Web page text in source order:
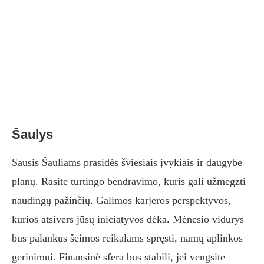
Šaulys
Sausis Šauliams prasidės šviesiais įvykiais ir daugybe
planų. Rasite turtingo bendravimo, kuris gali užmegzti
naudingų pažinčių. Galimos karjeros perspektyvos,
kurios atsivers jūsų iniciatyvos dėka. Mėnesio vidurys
bus palankus šeimos reikalams spręsti, namų aplinkos
gerinimui. Finansinė sfera bus stabili, jei vengsite